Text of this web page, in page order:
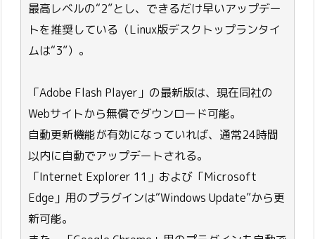
最高レベルの“2”とし、できるだけ早いアップデー
トを推奨している（Linux版デスクトップランタイ
ムは“3”）。
「Adobe Flash Player」の最新版は、現在同社の
Webサイトから無償でダウンロード可能。
自動更新機能が有効になっていれば、通常24時間
以内に自動でアップデートされる。
「Internet Explorer 11」および「Microsoft
Edge」用のプラグインは“Windows Update”から更
新可能。